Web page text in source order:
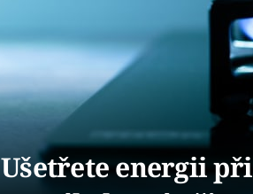
Ušetřete energii